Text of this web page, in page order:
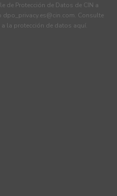
de Protección de Datos de CIN a
dpo_privacy.es@cin.com. Consulte
la protección de datos aquí.